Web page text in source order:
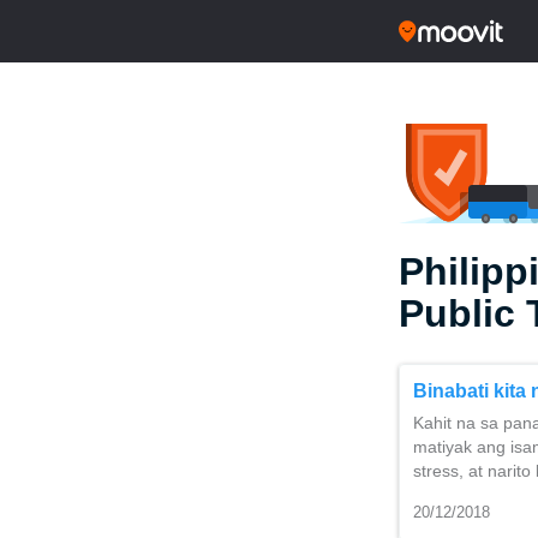
Public
Binabati kita
Kahit na sa
matiyak ang
stress, at narito
20/12/2018